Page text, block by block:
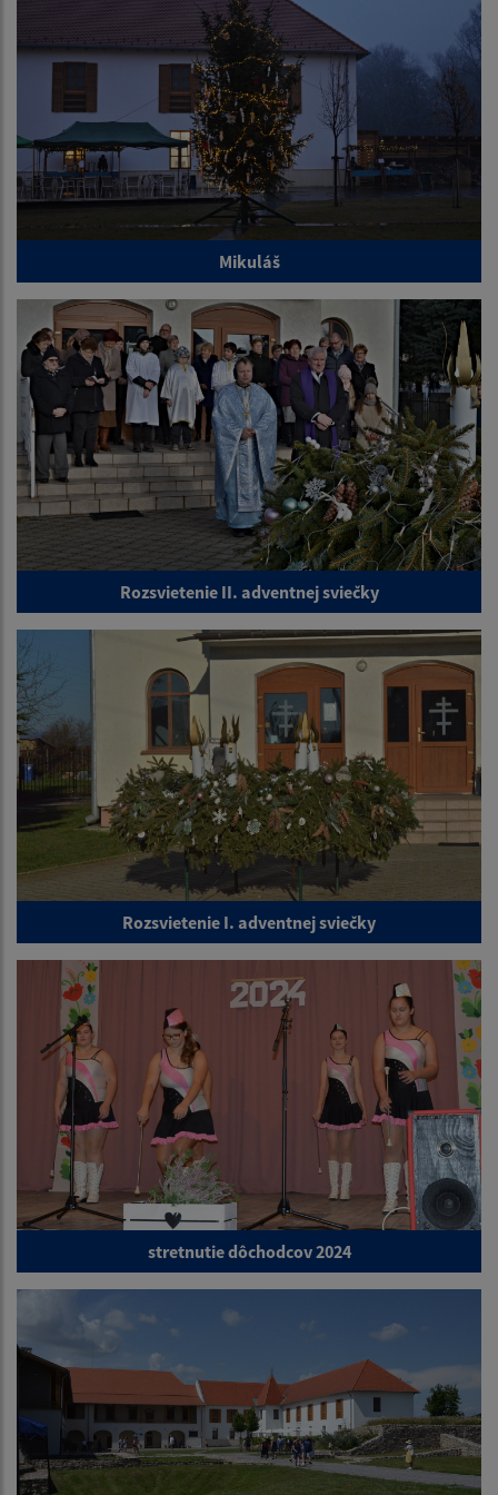
Mikuláš
Rozsvietenie II. adventnej sviečky
Rozsvietenie I. adventnej sviečky
stretnutie dôchodcov 2024